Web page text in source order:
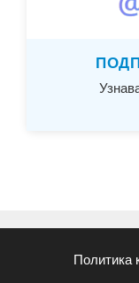
Политика